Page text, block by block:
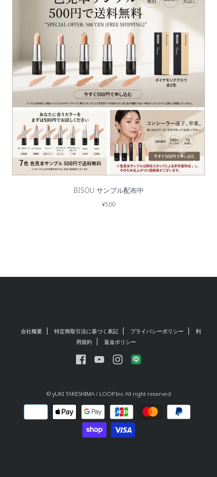
BISOU サンプル配布中
¥500
会社概要 特定商取引法に基づく表記 プライバシーポリシー
利
用規約
返金ポリシー
© yUKI TAKESHIMA / LOOP.Inc All right reserved